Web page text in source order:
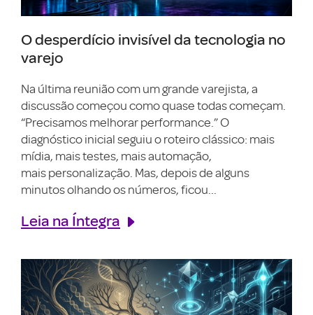
O desperdício invisível da tecnologia no
varejo
Na última reunião com um grande varejista, a
discussão começou como quase todas começam.
“Precisamos melhorar performance.” O
diagnóstico inicial seguiu o roteiro clássico: mais
mídia, mais testes, mais automação,
mais personalização. Mas, depois de alguns
minutos olhando os números, ficou...
Leia na Íntegra